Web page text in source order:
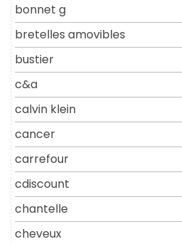
bonnet g
bretelles amovibles
bustier
c&a
calvin klein
cancer
carrefour
cdiscount
chantelle
cheveux